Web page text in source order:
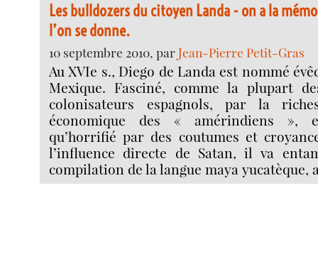
Les bulldozers du citoyen Landa - on a la
l’on se donne.
10 septembre 2010, parJean-Pierre Petit-Gras
Au XVIe s., Diego de Landa est nommé
Mexique. Fasciné, comme la plupart
colonisateurs espagnols, par la
économique des « amérindiens »,
qu’horrifié par des coutumes et
l’influence directe de Satan, il va
compilation de la langue maya yucatèque,